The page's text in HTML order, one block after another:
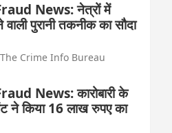
News: नेत्रों में
वाली पुरानी तकनीक का सौदा
The Crime Info Bureau
News: कारोबारी के
ने किया 16 लाख रुपए का